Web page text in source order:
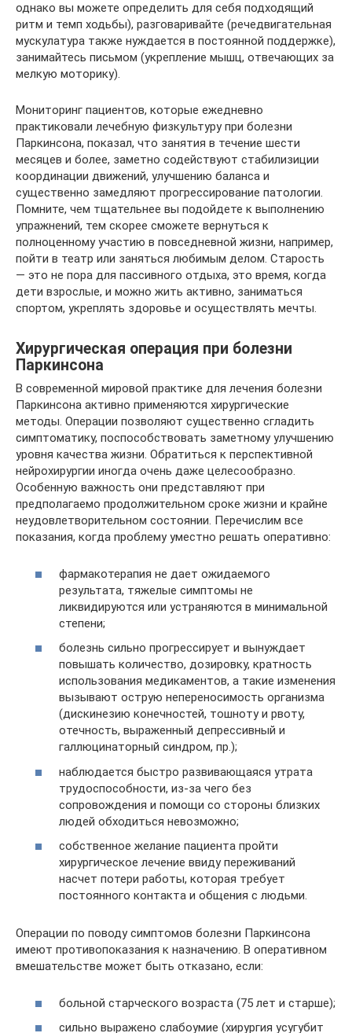
однако вы можете определить для себя подходящий
ритм и темп ходьбы), разговаривайте (речедвигательная
мускулатура также нуждается в постоянной поддержке),
занимайтесь письмом (укрепление мышц, отвечающих за
мелкую моторику).
Мониторинг пациентов, которые ежедневно
практиковали лечебную физкультуру при болезни
Паркинсона, показал, что занятия в течение шести
месяцев и более, заметно содействуют стабилизиции
координации движений, улучшению баланса и
существенно замедляют прогрессирование патологии.
Помните, чем тщательнее вы подойдете к выполнению
упражнений, тем скорее сможете вернуться к
полноценному участию в повседневной жизни, например,
пойти в театр или заняться любимым делом. Старость
— это не пора для пассивного отдыха, это время, когда
дети взрослые, и можно жить активно, заниматься
спортом, укреплять здоровье и осуществлять мечты.
Хирургическая операция при болезни
Паркинсона
В современной мировой практике для лечения болезни
Паркинсона активно применяются хирургические
методы. Операции позволяют существенно сгладить
симптоматику, поспособствовать заметному улучшению
уровня качества жизни. Обратиться к перспективной
нейрохирургии иногда очень даже целесообразно.
Особенную важность они представляют при
предполагаемо продолжительном сроке жизни и крайне
неудовлетворительном состоянии. Перечислим все
показания, когда проблему уместно решать оперативно:
фармакотерапия не дает ожидаемого
результата, тяжелые симптомы не
ликвидируются или устраняются в минимальной
степени;
болезнь сильно прогрессирует и вынуждает
повышать количество, дозировку, кратность
использования медикаментов, а такие изменения
вызывают острую непереносимость организма
(дискинезию конечностей, тошноту и рвоту,
отечность, выраженный депрессивный и
галлюцинаторный синдром, пр.);
наблюдается быстро развивающаяся утрата
трудоспособности, из-за чего без
сопровождения и помощи со стороны близких
людей обходиться невозможно;
собственное желание пациента пройти
хирургическое лечение ввиду переживаний
насчет потери работы, которая требует
постоянного контакта и общения с людьми.
Операции по поводу симптомов болезни Паркинсона
имеют противопоказания к назначению. В оперативном
вмешательстве может быть отказано, если:
больной старческого возраста (75 лет и старше);
сильно выражено слабоумие (хирургия усугубит